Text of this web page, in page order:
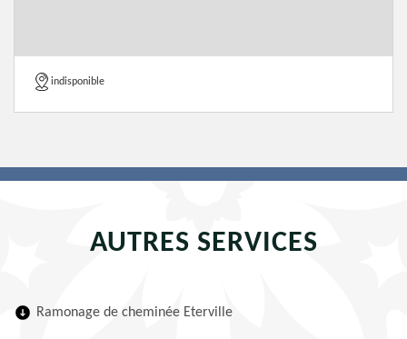
indisponible
AUTRES SERVICES
Ramonage de cheminée Eterville